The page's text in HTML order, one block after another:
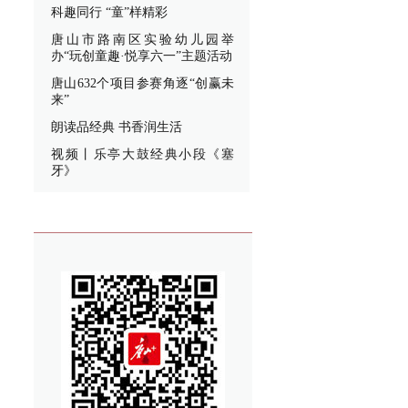
科趣同行 “童”样精彩
唐山市路南区实验幼儿园举
办“玩创童趣·悦享六一”主题活动
唐山632个项目参赛角逐“创赢未
来”
朗读品经典 书香润生活
视频丨乐亭大鼓经典小段《塞
牙》